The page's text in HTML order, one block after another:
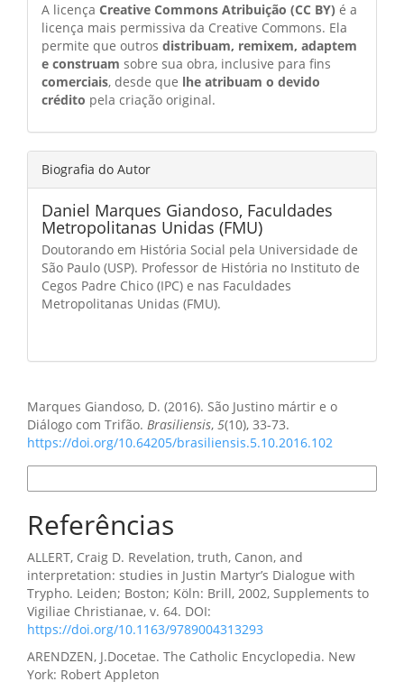
A licença Creative Commons Atribuição (CC BY) é a
licença mais permissiva da Creative Commons. Ela
permite que outros distribuam, remixem, adaptem
e construam sobre sua obra, inclusive para fins
comerciais, desde que lhe atribuam o devido
crédito pela criação original.
Biografia do Autor
Daniel Marques Giandoso, Faculdades
Metropolitanas Unidas (FMU)
Doutorando em História Social pela Universidade de
São Paulo (USP). Professor de História no Instituto de
Cegos Padre Chico (IPC) e nas Faculdades
Metropolitanas Unidas (FMU).
Marques Giandoso, D. (2016). São Justino mártir e o
Diálogo com Trifão. Brasiliensis, 5(10), 33-73.
https://doi.org/10.64205/brasiliensis.5.10.2016.102
Referências
ALLERT, Craig D. Revelation, truth, Canon, and
interpretation: studies in Justin Martyr’s Dialogue with
Trypho. Leiden; Boston; Köln: Brill, 2002, Supplements to
Vigiliae Christianae, v. 64. DOI:
https://doi.org/10.1163/9789004313293
ARENDZEN, J.Docetae. The Catholic Encyclopedia. New
York: Robert Appleton